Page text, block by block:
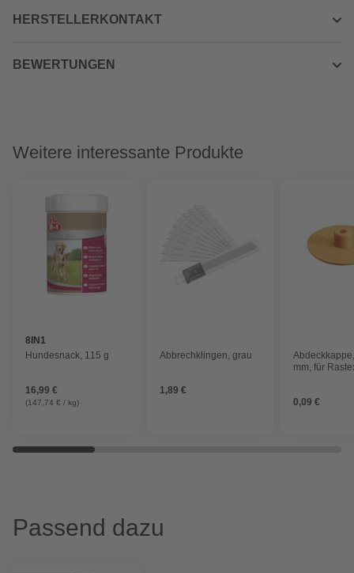
HERSTELLERKONTAKT
BEWERTUNGEN
Weitere interessante Produkte
8IN1
Hundesnack, 115 g
16,99 €
(147,74 € / kg)
Abbrechklingen, grau
1,89 €
mm, für
0,09 €
Passend dazu